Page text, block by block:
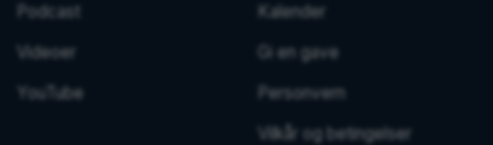
Podcast
Videoer
YouTube
Kalender
Gi en gave
Personvern
Vilkår og betingelser